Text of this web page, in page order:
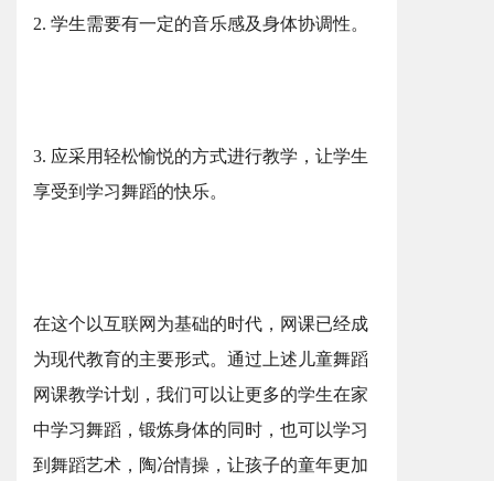
2. 学生需要有一定的音乐感及身体协调性。
3. 应采用轻松愉悦的方式进行教学，让学生
享受到学习舞蹈的快乐。
在这个以互联网为基础的时代，网课已经成
为现代教育的主要形式。通过上述儿童舞蹈
网课教学计划，我们可以让更多的学生在家
中学习舞蹈，锻炼身体的同时，也可以学习
到舞蹈艺术，陶冶情操，让孩子的童年更加